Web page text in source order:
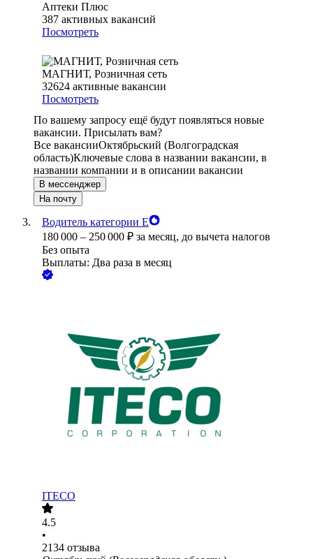
Аптеки Плюс
387 активных вакансий
Посмотреть
МАГНИТ, Розничная сеть
32624 активные вакансии
Посмотреть
По вашему запросу ещё будут появляться новые
вакансии. Присылать вам?
Все вакансииОктябрьский (Волгоградская
область)Ключевые слова в названии вакансии, в
названии компании и в описании вакансии
В мессенджер
На почту
Водитель категории Е
180 000 – 250 000 ₽ за месяц, до вычета налогов
Без опыта
Выплаты: Два раза в месяц
ITECO
4.5
•
2134 отзыва